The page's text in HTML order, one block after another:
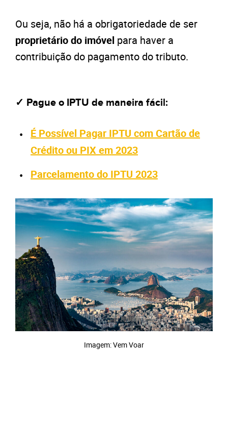
Ou seja, não há a obrigatoriedade de ser
proprietário do imóvel para haver a
contribuição do pagamento do tributo.
✓ Pague o IPTU de maneira fácil:
É Possível Pagar IPTU com Cartão de
Crédito ou PIX em 2023
Parcelamento do IPTU 2023
Imagem: Vem Voar